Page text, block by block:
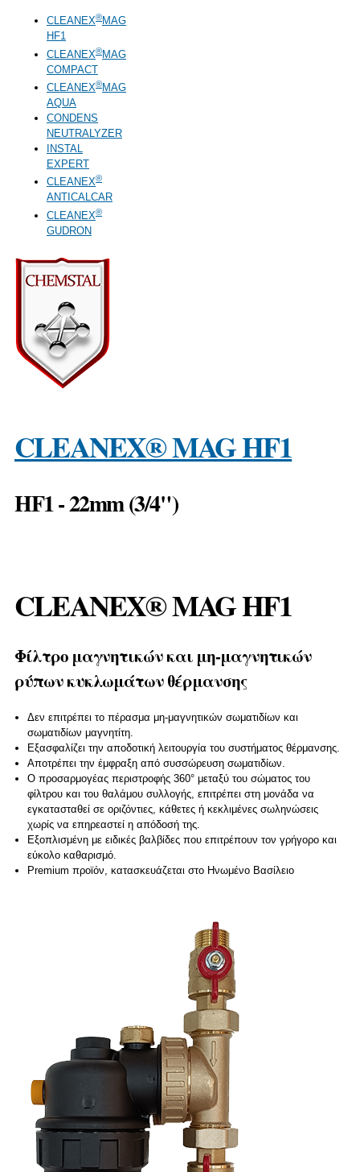
Παράκαμψη προς το κυρίως περιεχόμενο
CLEANEX®MAG
HF1
CLEANEX®MAG
COMPACT
CLEANEX®MAG
AQUA
CONDENS
NEUTRALYZER
INSTAL
EXPERT
CLEANEX®
ANTICALCAR
CLEANEX®
GUDRON
CLEANEX® MAG HF1
HF1 - 22mm (3/4")
CLEANEX® MAG HF1
Φίλτρο μαγνητικών και μη-μαγνητικών
ρύπων κυκλωμάτων θέρμανσης
Δεν επιτρέπει το πέρασμα μη-μαγνητικών σωματιδίων και
σωματιδίων μαγνητίτη.
Εξασφαλίζει την αποδοτική λειτουργία του συστήματος θέρμανσης.
Αποτρέπει την έμφραξη από συσσώρευση σωματιδίων.
Ο προσαρμογέας περιστροφής 360° μεταξύ του σώματος του
φίλτρου και του θαλάμου συλλογής, επιτρέπει στη μονάδα να
εγκατασταθεί σε οριζόντιες, κάθετες ή κεκλιμένες σωληνώσεις
χωρίς να επηρεαστεί η απόδοσή της.
Εξοπλισμένη με ειδικές βαλβίδες που επιτρέπουν τον γρήγορο και
εύκολο καθαρισμό.
Premium προϊόν, κατασκευάζεται στο Ηνωμένο Βασίλειο